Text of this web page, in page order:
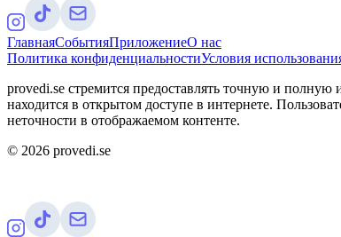
ГлавнаяСобытияПриложениеО нас
Политика конфиденциальностиУсловия
provedi.se стремится предоставлять точную и
находится в открытом доступе в интернете.
неточности в отображаемом контенте.
© 2026 provedi.se